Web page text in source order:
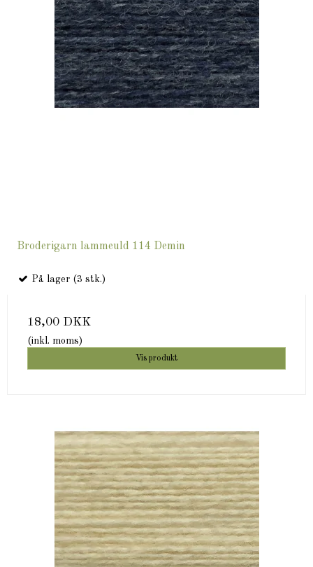
Broderigarn lammeuld 114 Demin
På lager (3 stk.)
18,00 DKK
(inkl. moms)
Vis produkt